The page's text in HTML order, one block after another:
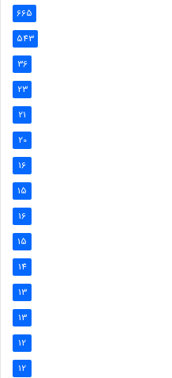
665
543
36
23
21
20
16
15
16
15
14
13
13
12
12